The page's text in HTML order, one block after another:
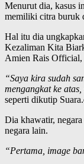
Menurut dia, kasus
memiliki citra buruk
Hal itu dia
Kezaliman Kita
Amien Rais Official,
“Saya kira sudah
mengangkat ke
seperti dikutip
Dia khawatir,
negara lain.
“Pertama, image